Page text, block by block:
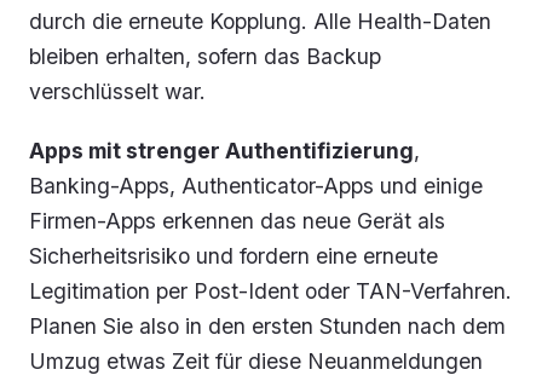
durch die erneute Kopplung. Alle Health-Daten
bleiben erhalten, sofern das Backup
verschlüsselt war.
Apps mit strenger Authentifizierung,
Banking-Apps, Authenticator-Apps und einige
Firmen-Apps erkennen das neue Gerät als
Sicherheitsrisiko und fordern eine erneute
Legitimation per Post-Ident oder TAN-Verfahren.
Planen Sie also in den ersten Stunden nach dem
Umzug etwas Zeit für diese Neuanmeldungen